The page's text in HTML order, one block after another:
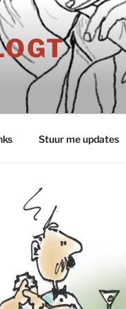
Stuur me updates